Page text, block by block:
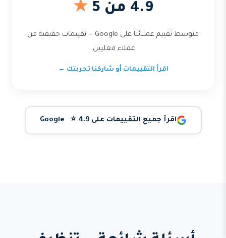
4.9 من 5 ★
متوسط تقييم عملائنا على Google — تقييمات حقيقية من
عملاء فعليين.
اقرأ التقييمات أو شاركنا تجربتك ←
اقرأ جميع التقييمات على Google ⭐ 4.9